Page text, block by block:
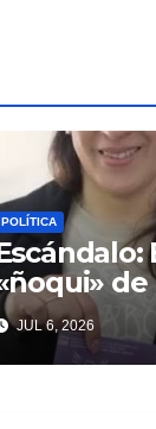
POLÍTICA
de
a
JUL 6, 2026